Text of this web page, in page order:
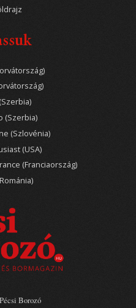
(Szerbia)
(Szlovénia)
(USA)
(Franciaország)
Borozó